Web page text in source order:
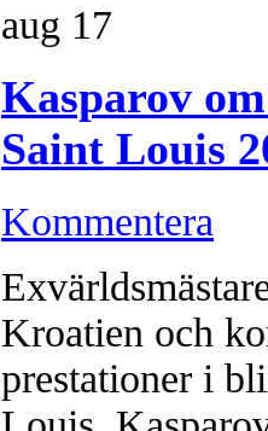
Idag börjar
Lottningen i första ronden:GM
Smith, IM Linus
Erik Blomqvist-IM Michael
sådant jämnt SM och detta
kämpar om Sverigemästartiteln.
FM Harald Lögdahl-IM
Lindberg-Anders Wengholm,
Ernst.
Mitt stalltips är att
aug 17
Kasparov
Saint Louis
Kommentera
Kroatien och
prestationer i